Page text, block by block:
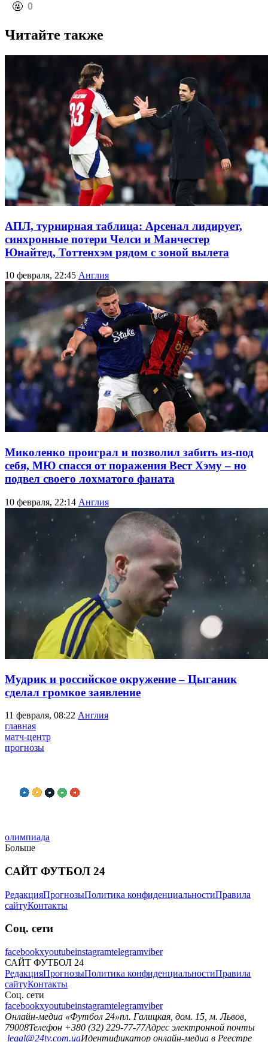
️🤬 0
Читайте также
АПЛ, турнирная таблица: Арсенал лидирует,
синхронные потери Челси и Манчестер
Юнайтед, Тоттенхэм рядом с зоной вылета
10 февраля, 22:45 Англия
Миколенко проиграл и позволил забить из-под
себя, МЮ спасся от поражения Вест Хэму – но
подвел своего лохматого фаната
10 февраля, 22:14 Англия
Мудрик и российское окружение – Цыганик
сделал громкое заявление
11 февраля, 08:22 Англия
главная
матч-центр
прогнозы
олимпиада
Больше
САЙТ ФУТБОЛ 24
РедакцияПрогнозыПолитика конфиденциальностиПравила
сайтуКонтакты
Соц. сети
facebookxyoutubeinstagramtelegramviber
САЙТ ФУТБОЛ 24
РедакцияПрогнозыПолитика конфиденциальностиПравила
сайтуКонтакты
Соц. сети
facebookxyoutubeinstagramtelegramviber
Онлайн-медиа «Футбол 24»пл. Галицкая, дом. 15, м. Львов,
79008Телефон +380 (32) 229-77-77Адрес электронной почты
legal@24tv.com.uaИдентификатор онлайн-медиа в Реестре